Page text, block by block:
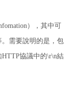
），其中可
需要說明的是，包
協議中的\r\n結